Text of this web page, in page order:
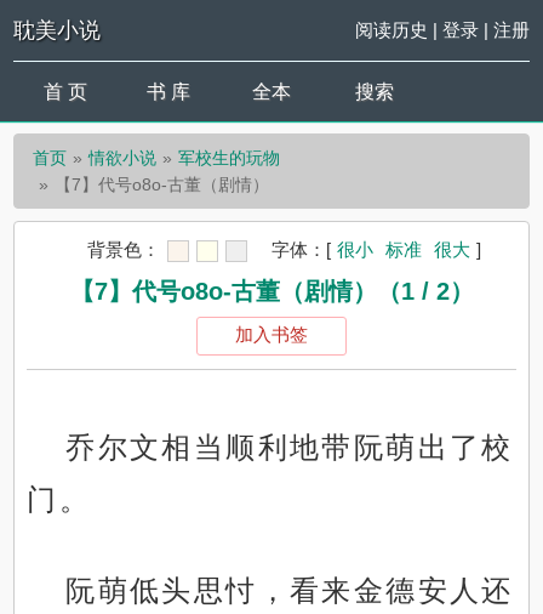
耽美小说 阅读历史 | 登录| 注册
首 页 书 库 全本 搜索
首页 情欲小说
军校生的玩物
【7】代号o8o-古董（剧情）
背景色： 字体： [ 很小 标准 很大 ]
【7】代号o8o-古董（剧情）（1 / 2）
加入书签
乔尔文相当顺利地带阮萌出了校
门。
阮萌低头思忖，看来金德安人还